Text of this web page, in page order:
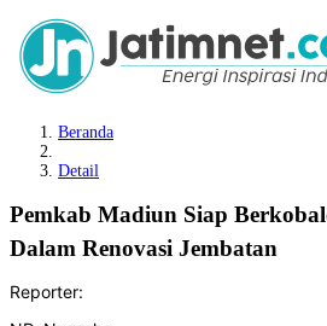
Beranda
Detail
Pemkab Madiun Siap
Dalam Renovasi Jembatan
Reporter: